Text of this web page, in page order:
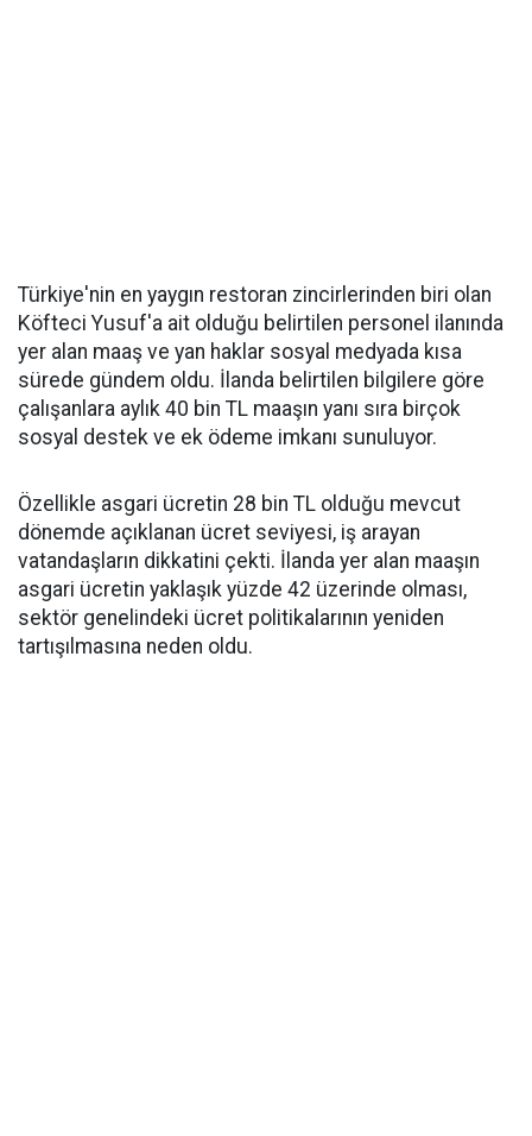
Türkiye'nin en yaygın restoran zincirlerinden biri olan
Köfteci Yusuf'a ait olduğu belirtilen personel ilanında
yer alan maaş ve yan haklar sosyal medyada kısa
sürede gündem oldu. İlanda belirtilen bilgilere göre
çalışanlara aylık 40 bin TL maaşın yanı sıra birçok
sosyal destek ve ek ödeme imkanı sunuluyor.
Özellikle asgari ücretin 28 bin TL olduğu mevcut
dönemde açıklanan ücret seviyesi, iş arayan
vatandaşların dikkatini çekti. İlanda yer alan maaşın
asgari ücretin yaklaşık yüzde 42 üzerinde olması,
sektör genelindeki ücret politikalarının yeniden
tartışılmasına neden oldu.